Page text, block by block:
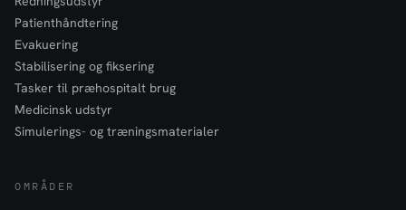
Patienthåndtering
Evakuering
Stabilisering og fiksering
Tasker til præhospitalt brug
Medicinsk udstyr
Simulerings- og træningsmaterialer
OMRÅDER